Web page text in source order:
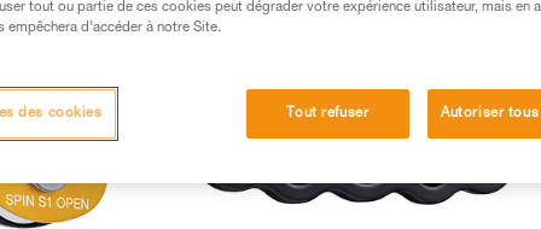
tout ou partie de ces cookies peut dégrader votre expérience utilisateur, mais en
empêchera d’accéder à notre Site.
Tout refuser Autoriser
des cookies